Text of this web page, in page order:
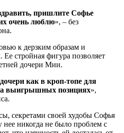
пришлите Софье
очень люблю», – без
к дерзким образам и
стройная фигура позволяет
дочери Мии.
как в кроп-топе для
выигрышных позициях»,
секретами своей худобы Софья
нее никогда не было проблем с